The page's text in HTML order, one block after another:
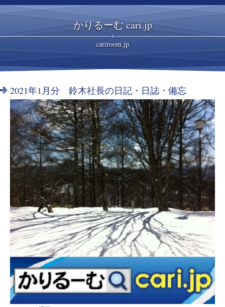
かりるーむ cari.jp
cariroom.jp
2021年1月分 鈴木社長の日記・日誌・備忘